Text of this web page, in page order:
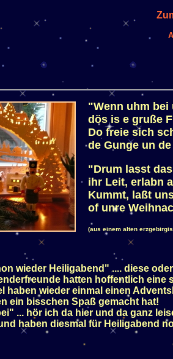
"Wenn uhm bei
dös is e gruße
Do freie sich
de Gunge un
"Drum lasst
ihr Leit, erlabn
Kummt, laßt
of unre
(aus einem alten
wieder Heiligabend" .... diese
hatten hoffentlich
haben wieder einmal einen
ein bisschen Spaß gemacht hat!
... hör ich da hier und da ganz
haben diesmal für Heiligabend